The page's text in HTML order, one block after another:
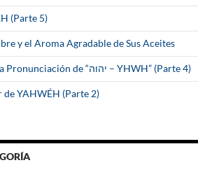
(Parte 5)
y el Aroma Agradable de Sus Aceites
YAHWÉH es la Correcta Pronunciación de “יהוה – YHWH” (Parte 4)
YAHWÉH (Parte 2)